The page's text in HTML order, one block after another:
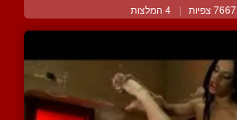
7667 צפיות | 4 המלצות